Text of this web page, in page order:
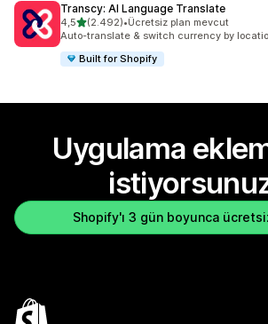
Transcy: AI Language Translate
4,55 yıldız üzerinden
(2.492)
toplam 2492 değerlendirme
•Ücretsiz plan mevcut
Auto-translate & switch currency by
Built for Shopify
Uygulama
Shopify'ı 3 gün boyunca